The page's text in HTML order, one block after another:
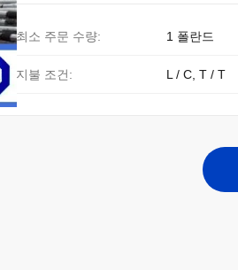
최소 주문 수량: 1 폴란드
지불 조건: L / C, T / T